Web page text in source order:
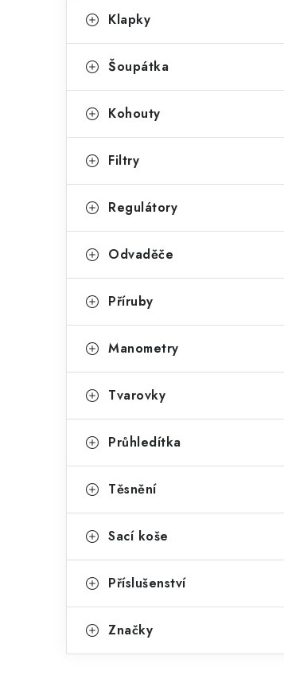
Klapky
Šoupátka
Kohouty
Filtry
Regulátory
Odvaděče
Příruby
Manometry
Tvarovky
Průhledítka
Těsnění
Sací koše
Příslušenství
Značky